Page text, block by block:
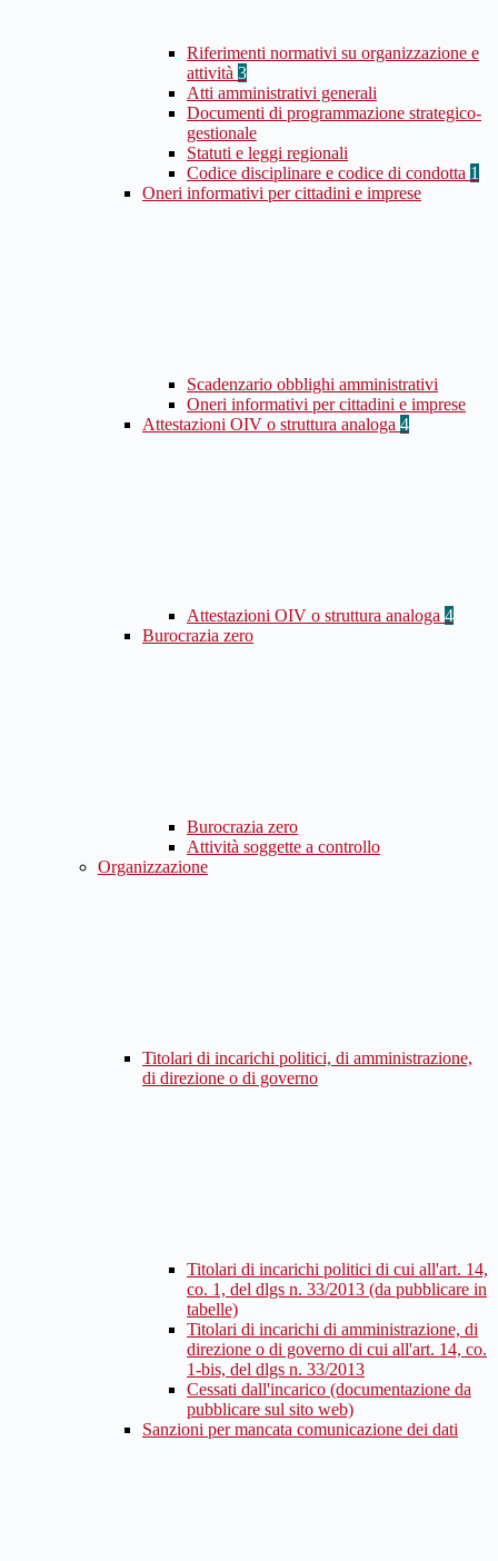
Riferimenti normativi su organizzazione e
attività 3
Atti amministrativi generali
Documenti di programmazione strategico-
gestionale
Statuti e leggi regionali
Codice disciplinare e codice di condotta 1
Oneri informativi per cittadini e imprese
Scadenzario obblighi amministrativi
Oneri informativi per cittadini e imprese
Attestazioni OIV o struttura analoga 4
Attestazioni OIV o struttura analoga 4
Burocrazia zero
Burocrazia zero
Attività soggette a controllo
Organizzazione
Titolari di incarichi politici, di amministrazione,
di direzione o di governo
Titolari di incarichi politici di cui all'art. 14,
co. 1, del dlgs n. 33/2013 (da pubblicare in
tabelle)
Titolari di incarichi di amministrazione, di
direzione o di governo di cui all'art. 14, co.
1-bis, del dlgs n. 33/2013
Cessati dall'incarico (documentazione da
pubblicare sul sito web)
Sanzioni per mancata comunicazione dei dati